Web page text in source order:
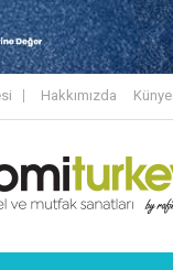
Hakkımızda Künye